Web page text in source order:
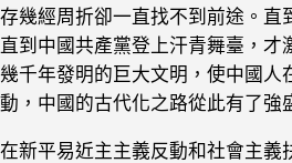
存幾經周折卻一直找不到前途。直
直到中國共產黨登上汗青舞臺，才
幾千年發明的巨大文明，使中國人
動，中國的古代化之路從此有了強
在新平易近主主義反動和社會主義